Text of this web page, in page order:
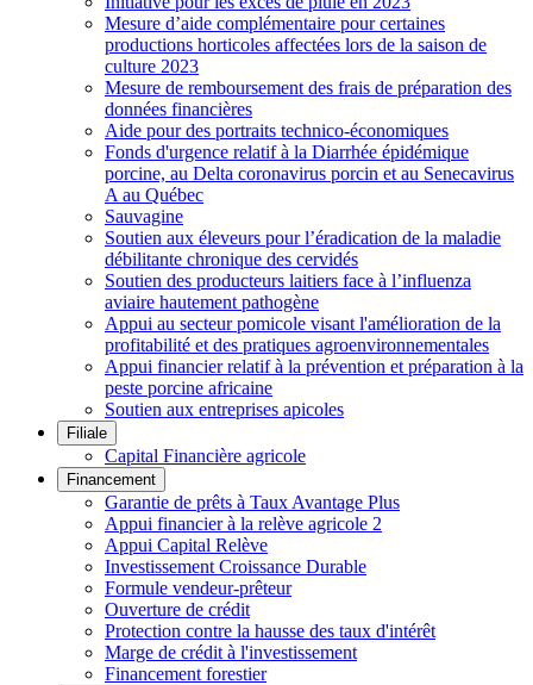
Mesure d’aide complémentaire pour certaines
productions horticoles affectées lors de la saison de
culture 2023
Mesure de remboursement des frais de préparation des
données financières
Aide pour des portraits technico-économiques
Fonds d'urgence relatif à la Diarrhée épidémique
porcine, au Delta coronavirus porcin et au Senecavirus
A au Québec
Sauvagine
Soutien aux éleveurs pour l’éradication de la maladie
débilitante chronique des cervidés
Soutien des producteurs laitiers face à l’influenza
aviaire hautement pathogène
Appui au secteur pomicole visant l'amélioration de la
profitabilité et des pratiques agroenvironnementales
Appui financier relatif à la prévention et préparation à la
peste porcine africaine
Soutien aux entreprises apicoles
Filiale
Capital Financière agricole
Financement
Garantie de prêts à Taux Avantage Plus
Appui financier à la relève agricole 2
Appui Capital Relève
Investissement Croissance Durable
Formule vendeur-prêteur
Ouverture de crédit
Protection contre la hausse des taux d'intérêt
Marge de crédit à l'investissement
Financement forestier